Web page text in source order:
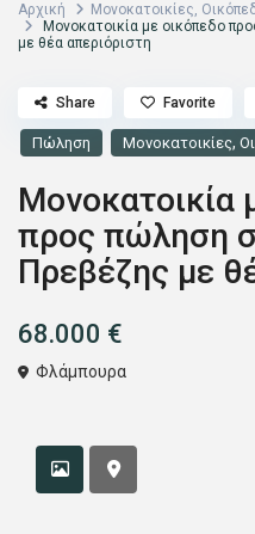
Αρχική Μονοκατοικίες,
Μονοκατοικία με οικόπεδο
με θέα απεριόριστη
Πώληση Μονοκατοικίες,
Μονοκατοικία
προς πώληση
Πρεβέζης με
68.000 €
Φλάμπουρα
Share Favorite